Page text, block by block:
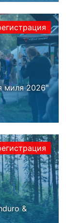
миля 2026"
&